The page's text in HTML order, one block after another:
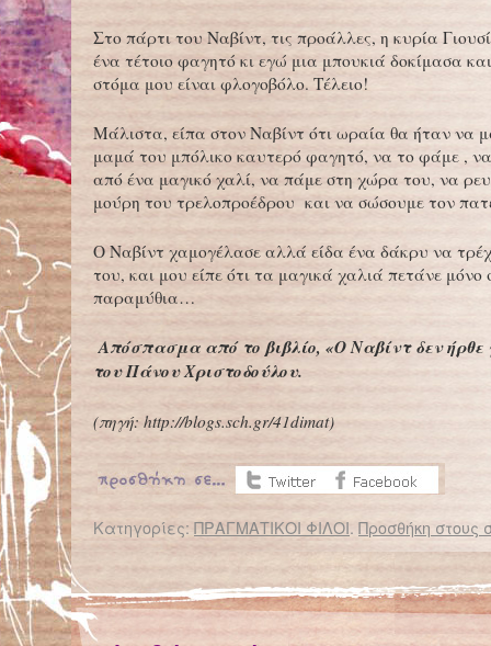
Στο πάρτι του Ναβίντ, τις προάλλες, η κυρία
ένα τέτοιο φαγητό κι εγώ μια μπουκιά δοκίμασα
στόμα μου είναι φλογοβόλο. Τέλειο!
Μάλιστα, είπα στον Ναβίντ ότι ωραία θα ήταν να
μαμά του μπόλικο καυτερό φαγητό, να το φάμε ,
από ένα μαγικό χαλί, να πάμε στη χώρα του, να
μούρη του τρελοπροέδρου και να σώσουμε τον
Ο Ναβίντ χαμογέλασε αλλά είδα ένα δάκρυ να
του, και μου είπε ότι τα μαγικά χαλιά πετάνε μόνο
παραμύθια…
Απόσπασμα από το βιβλίο, «Ο Ναβίντ δεν ήρθε
του Πάνου Χριστοδούλου.
(πηγή: http://blogs.sch.gr/41dimat)
Κατηγορίες: ΠΡΑΓΜΑΤΙΚΟΙ ΦΙΛΟΙ. Προσθήκη στους
← Επιστροφή στο %s
Κοριτσάκι σώζει πλημμυρισμένη βάρκα με ένα απίστευτο κόλπο